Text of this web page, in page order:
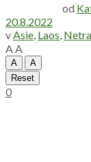
od
20.8.2022
vAsie, Laos,
AA
A
A
Reset
0